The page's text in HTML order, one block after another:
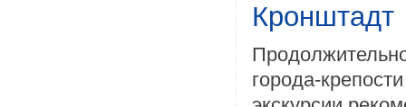
Кронштадт
города-